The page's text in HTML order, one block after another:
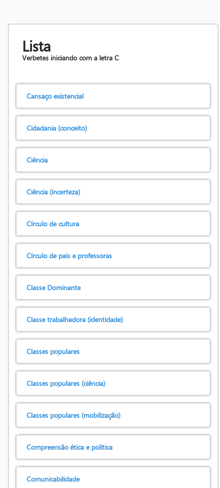
Lista
Verbetes iniciando com a letra C
Cansaço existencial
Cidadania (conceito)
Ciência
Ciência (incerteza)
Círculo de cultura
Círculo de pais e professoras
Classe Dominante
Classe trabalhadora (identidade)
Classes populares
Classes populares (ciência)
Classes populares (mobilização)
Compreensão ética e política
Comunicabilidade